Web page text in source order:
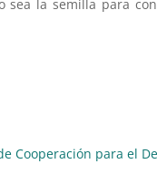
sea la semilla para
Cooperación para el